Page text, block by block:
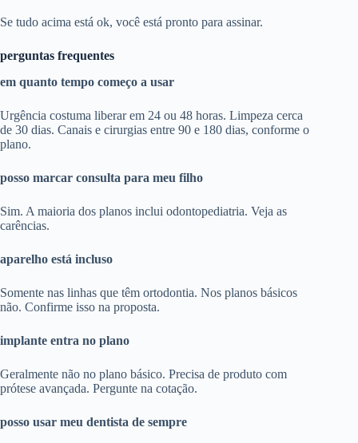
Se tudo acima está ok, você está pronto para assinar.
perguntas frequentes
em quanto tempo começo a usar
Urgência costuma liberar em 24 ou 48 horas. Limpeza cerca
de 30 dias. Canais e cirurgias entre 90 e 180 dias, conforme o
plano.
posso marcar consulta para meu filho
Sim. A maioria dos planos inclui odontopediatria. Veja as
carências.
aparelho está incluso
Somente nas linhas que têm ortodontia. Nos planos básicos
não. Confirme isso na proposta.
implante entra no plano
Geralmente não no plano básico. Precisa de produto com
prótese avançada. Pergunte na cotação.
posso usar meu dentista de sempre